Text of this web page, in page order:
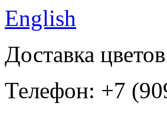
English
Доставка
Телефон: +7